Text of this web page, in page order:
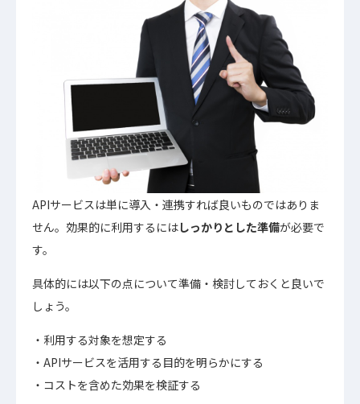
APIサービスは単に導入・連携すれば良いものではありま
せん。効果的に利用するにはしっかりとした準備が必要で
す。
具体的には以下の点について準備・検討しておくと良いで
しょう。
利用する対象を想定する
APIサービスを活用する目的を明らかにする
コストを含めた効果を検証する